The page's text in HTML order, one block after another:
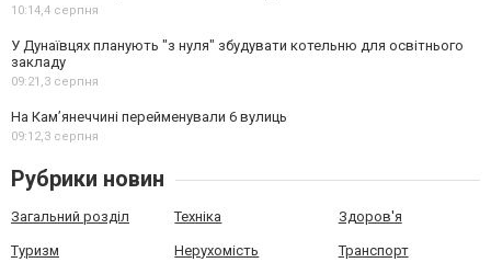
10:14,4 серпня
У Дунаївцях планують "з нуля" збудувати котельню для освітнього
закладу
09:21,3 серпня
На Камʼянеччині перейменували 6 вулиць
09:12,3 серпня
Рубрики новин
Загальний розділ Техніка Здоров'я
Туризм Нерухомість Транспорт